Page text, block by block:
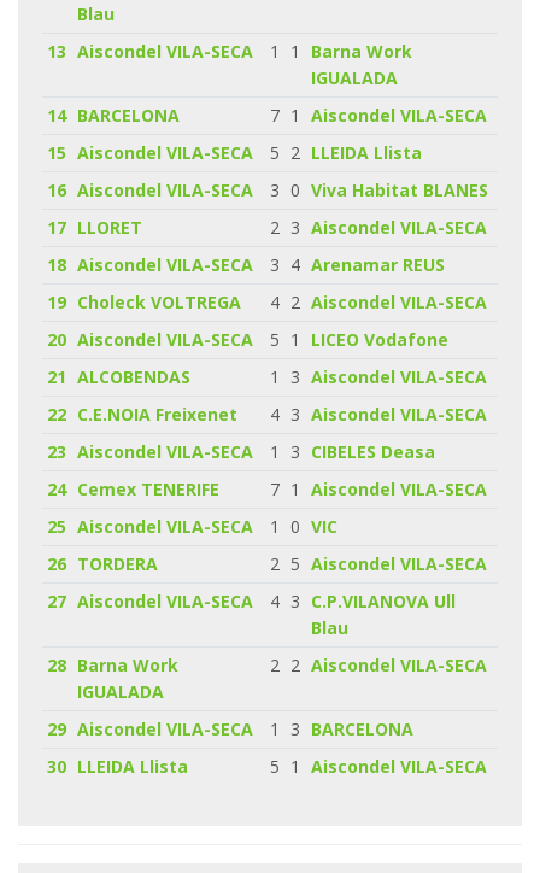
Blau
13 Aiscondel VILA-SECA 1 1
Barna Work
IGUALADA
14 BARCELONA 7 1
Aiscondel VILA-SECA
15 Aiscondel VILA-SECA 5 2 LLEIDA Llista
16 Aiscondel VILA-SECA 3 0 Viva Habitat BLANES
17 LLORET 2 3 Aiscondel VILA-SECA
18 Aiscondel VILA-SECA 3 4 Arenamar REUS
19 Choleck VOLTREGA 4 2 Aiscondel VILA-SECA
20 Aiscondel VILA-SECA 5 1
LICEO Vodafone
21 ALCOBENDAS 1 3 Aiscondel VILA-SECA
22 C.E.NOIA Freixenet 4 3 Aiscondel VILA-SECA
23 Aiscondel VILA-SECA 1 3 CIBELES Deasa
24 Cemex TENERIFE 7 1
Aiscondel VILA-SECA
25 Aiscondel VILA-SECA 1 0 VIC
26 TORDERA 2 5 Aiscondel VILA-SECA
27 Aiscondel VILA-SECA 4 3 C.P.VILANOVA Ull
Blau
28 Barna Work
IGUALADA
2 2 Aiscondel VILA-SECA
29 Aiscondel VILA-SECA 1 3 BARCELONA
30 LLEIDA Llista 5 1 Aiscondel VILA-SECA